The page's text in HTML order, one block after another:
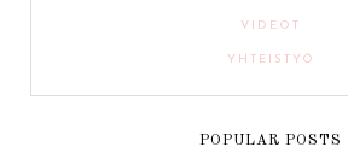
VIDEOT
YHTEISTYÖ
POPULAR POSTS